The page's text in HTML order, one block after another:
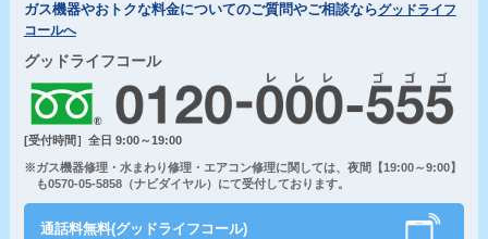
ガス機器やおトクな料金についてのご質問やご相談ならグッドライフ
コールへ
グッドライフコール
[受付時間］全日 9:00～19:00
※ガス機器修理・水まわり修理・エアコン修理に関しては、夜間【19:00～9:00】
も0570-05-5858（ナビダイヤル）にて受付しております。
通話料無料(グッドライフコール)